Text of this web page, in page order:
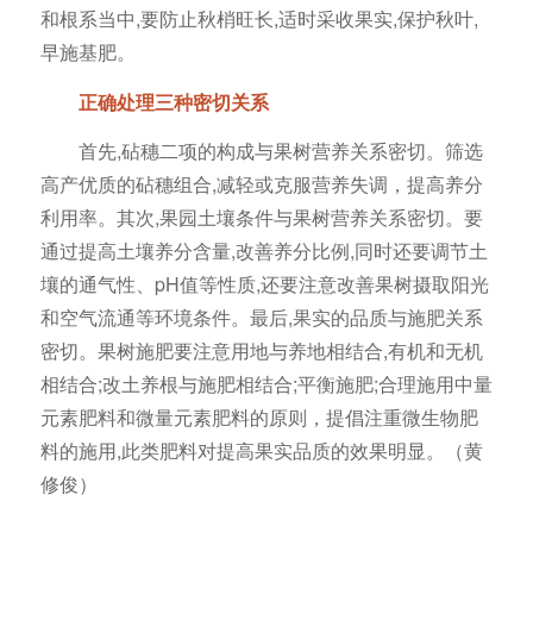
和根系当中,要防止秋梢旺长,适时采收果实,保护秋叶,
早施基肥。
正确处理三种密切关系
首先,砧穗二项的构成与果树营养关系密切。筛选
高产优质的砧穗组合,减轻或克服营养失调，提高养分
利用率。其次,果园土壤条件与果树营养关系密切。要
通过提高土壤养分含量,改善养分比例,同时还要调节土
壤的通气性、pH值等性质,还要注意改善果树摄取阳光
和空气流通等环境条件。最后,果实的品质与施肥关系
密切。果树施肥要注意用地与养地相结合,有机和无机
相结合;改土养根与施肥相结合;平衡施肥;合理施用中量
元素肥料和微量元素肥料的原则，提倡注重微生物肥
料的施用,此类肥料对提高果实品质的效果明显。（黄
修俊）